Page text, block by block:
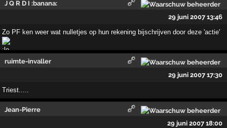
J Q R D I :banana:
29 juni 2007 13:46
Zo PF ken weer wat nulletjes op hun rekening bijschrijven door deze 'actie'
ruimte-invaller
29 juni 2007 17:30
Triest.....
Jean-Pierre
29 juni 2007 18:00